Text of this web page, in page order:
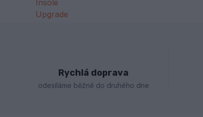
Rychlá doprava
odesíláme běžně do druhého dne